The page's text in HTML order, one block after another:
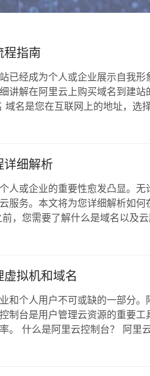
程指南
已经成为个人或企业展示自我
讲解在阿里云上购买域名到建
名是您在互联网上的地址，选
几点： 相关性：确保域名与您
详细解析
人或企业的重要性愈发凸显。
服务。本文将为您详细解析如
，您需要了解什么是域名以及
存储和管理网站内容的基础设施
拟机和域名
和个人用户不可或缺的一部分
制台是用户管理云资源的重要
。 什么是阿里云控制台？ 阿里
控制台，用户可以管理云服务器